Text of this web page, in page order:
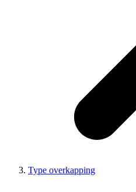
Type overkapping